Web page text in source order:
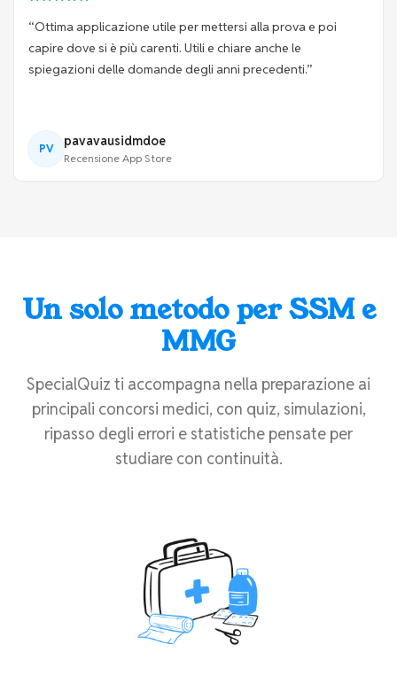
“Ottima applicazione utile per mettersi alla prova e poi
capire dove si è più carenti. Utili e chiare anche le
spiegazioni delle domande degli anni precedenti.”
PV pavavausidmdoe
Recensione App Store
Un solo metodo per SSM e
MMG
SpecialQuiz ti accompagna nella preparazione ai
principali concorsi medici, con quiz, simulazioni,
ripasso degli errori e statistiche pensate per
studiare con continuità.